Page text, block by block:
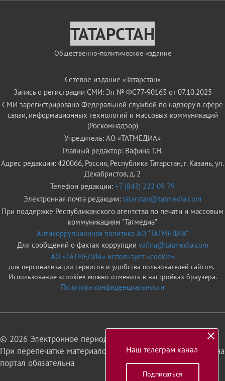
ТАТАРСТАН
Общественно-политическое издание
Сетевое издание «Татарстан»
Запись о регистрации СМИ: Эл № ФС77-90163 от 07.10.2025
СМИ зарегистрировано Федеральной службой по надзору в сфере
связи, информационных технологий и массовых коммуникаций
(Роскомнадзор)
Учредитель: АО «ТАТМЕДИА»
Главный редактор: Вафина Т.Н.
Адрес редакции: 420066, Россия, Республика Татарстан, г. Казань, ул.
Декабристов, д. 2
Телефон редакции: +7 (843) 222 09 79
Электронная почта редакции: tatarstan@tatmedia.com
При поддержке Республиканского агентства по печати и массовым
коммуникациям "Татмедиа"
Антикоррупционная политика АО "ТАТМЕДИА"
Для сообщений о фактах коррупции vafina@tatmedia.com
АО «ТАТМЕДИА» использует «cookie»
для персонализации сервисов и удобства пользователей сайтом.
Использование «cookie» можно отменить в настройках браузера.
Политика конфиденциальности
© 2026 Электронное периодическое издание «Татарстан»
При перепечатке материалов или их фрагментов ссылка на
портал обязательна
Наш телеграм канал
Подписаться